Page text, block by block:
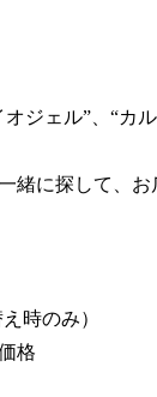
ジェル”、“カ
緒に探して、
時のみ）
格